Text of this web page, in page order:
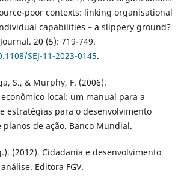
poor contexts: linking organisational
capabilities – a slippery ground?
20 (5): 719-749.
SEJ-11-2023-0145.
S., & Murphy, F. (2006).
local: um manual para a
estratégias para o desenvolvimento
planos de ação. Banco Mundial.
(2012). Cidadania e desenvolvimento
Editora FGV.